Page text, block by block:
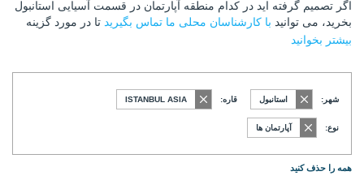
اگر تصمیم گرفته اید در کدام منطقه آپارتمان در قسمت آسیایی استانبول
بخرید، می توانید با کارشناسان محلی ما تماس بگیرید تا در مورد گزینه
های موجود بیشتر بدانید.
بیشتر بخوانید
شهر: استانبول قاره: ISTANBUL ASIA
نوع: آپارتمان ها
همه را حذف کنید